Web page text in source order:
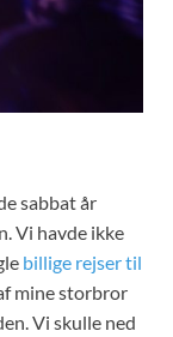
sabbat år
Vi havde ikke
billige rejser til
mine storbror
Vi skulle ned